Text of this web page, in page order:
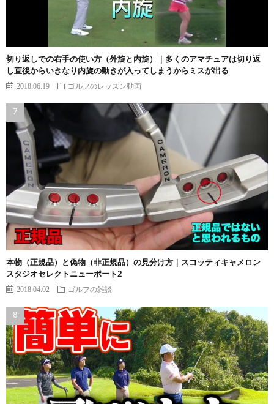
切り返しでの右手の使い方（外旋と内旋）｜多くのアマチュアは切り返
し直後からいきなり内旋の動きが入ってしまうからミスが出る
2018.06.19 ゴルフのレッスン動画
本物（正規品）と偽物（非正規品）の見分け方｜スコッティキャメロン
スタジオセレクトニューポート2
2018.04.02 ゴルフの雑談